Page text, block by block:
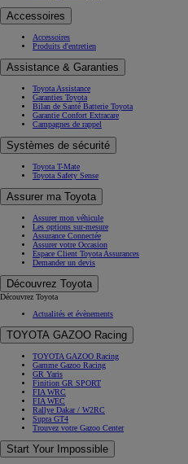
Accessoires
Accessoires
Produits d'entretien
Assistance & Garanties
Toyota Assistance
Garanties Toyota
Bilan de Santé Batterie Toyota
Garantie Confort Extracare
Campagnes de rappel
Systèmes de sécurité
Toyota T-Mate
Toyota Safety Sense
Assurer ma Toyota
Assurer mon véhicule
Les options sur-mesure
Assurance Connectée
Assurer votre Occasion
Espace Client Toyota Assurances
Demander un devis
Découvrez Toyota
Découvrez Toyota
Actualités et évènements
TOYOTA GAZOO Racing
TOYOTA GAZOO Racing
Gamme Gazoo Racing
GR Yaris
Finition GR SPORT
FIA WRC
FIA WEC
Rallye Dakar / W2RC
Supra GT4
Trouvez votre Gazoo Center
Start Your Impossible